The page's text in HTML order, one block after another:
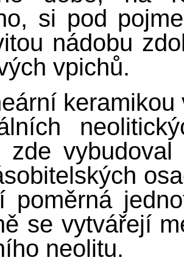
si pod
nádobu
vpichů.
zde
poměrná
se vytvářejí
neolitu.